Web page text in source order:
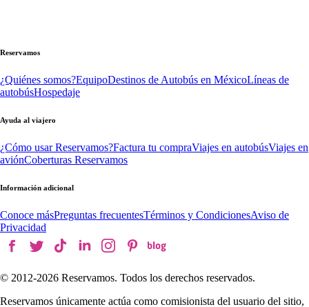
Reservamos
¿Quiénes somos?EquipoDestinos de Autobús en MéxicoLíneas de
autobúsHospedaje
Ayuda al viajero
¿Cómo usar Reservamos?Factura tu compraViajes en autobúsViajes en
aviónCoberturas Reservamos
Información adicional
Conoce másPreguntas frecuentesTérminos y CondicionesAviso de
Privacidad
© 2012-2026 Reservamos. Todos los derechos reservados.
Reservamos únicamente actúa como comisionista del usuario del sitio,